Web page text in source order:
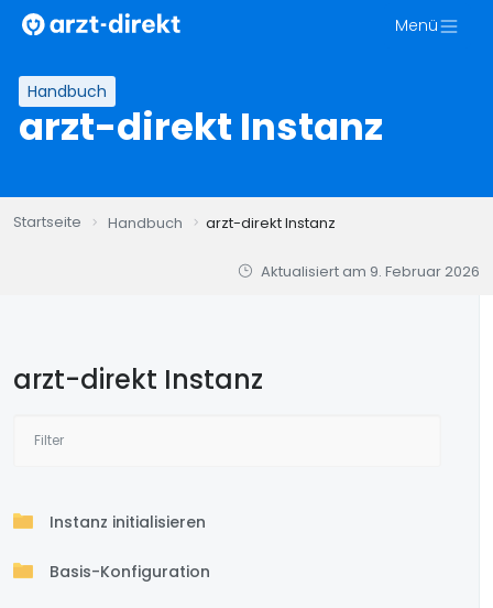
Zum
Inhalt
Menü
Handbuch
arzt-direkt Instanz
Startseite Handbuch arzt-direkt Instanz
Aktualisiert am 9. Februar 2026
arzt-direkt Instanz
Instanz initialisieren
Basis-Konfiguration